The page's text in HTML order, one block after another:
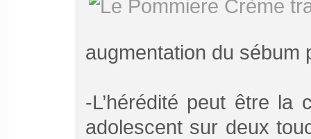
augmentation du sébum
-L’hérédité peut être la
adolescent sur deux